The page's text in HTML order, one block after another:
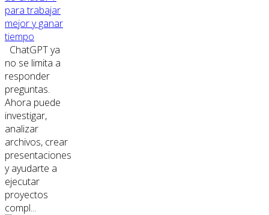
para trabajar
mejor y ganar
tiempo
ChatGPT ya
no se limita a
responder
preguntas.
Ahora puede
investigar,
analizar
archivos, crear
presentaciones
y ayudarte a
ejecutar
proyectos
compl...